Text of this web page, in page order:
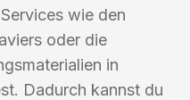
wie den
oder die
in
Dadurch kannst du